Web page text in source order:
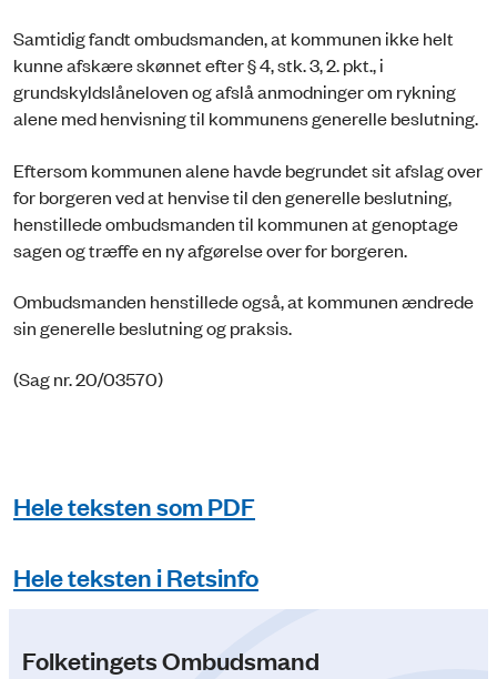
Samtidig fandt ombudsmanden, at kommunen ikke helt
kunne afskære skønnet efter § 4, stk. 3, 2. pkt., i
grundskyldslåneloven og afslå anmodninger om rykning
alene med henvisning til kommunens generelle beslutning.
Eftersom kommunen alene havde begrundet sit afslag over
for borgeren ved at henvise til den generelle beslutning,
henstillede ombudsmanden til kommunen at genoptage
sagen og træffe en ny afgørelse over for borgeren.
Ombudsmanden henstillede også, at kommunen ændrede
sin generelle beslutning og praksis.
(Sag nr. 20/03570)
Hele teksten som PDF
Hele teksten i Retsinfo
Folketingets Ombudsmand